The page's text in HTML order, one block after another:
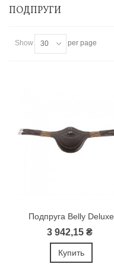
ПОДПРУГИ
Show 30 per page
Подпруга Belly Deluxe
3 942,15 ₴
Купить